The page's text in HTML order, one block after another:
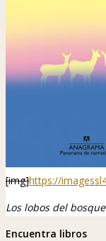
[img]https://
Los lobos del
Encuentra libros